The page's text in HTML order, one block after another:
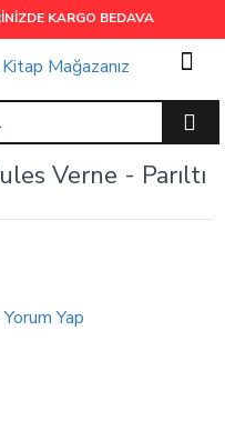
KARGO BEDAVA
Verne - Parıltı
Yorum Yap